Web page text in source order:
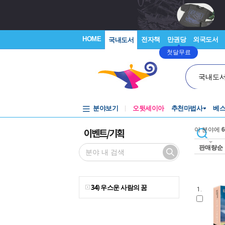
HOME 국내도서 전자책 만권당
첫달무료
외국도서
국내도
분야보기 오뒷세이아 추천마법사 베
이벤트/기획
34) 우스운 사람의 꿈
이 분야에 6
판매량순
1.